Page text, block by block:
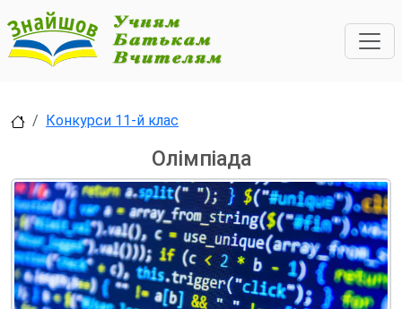
Конкурси 11-й клас
Олімпіада